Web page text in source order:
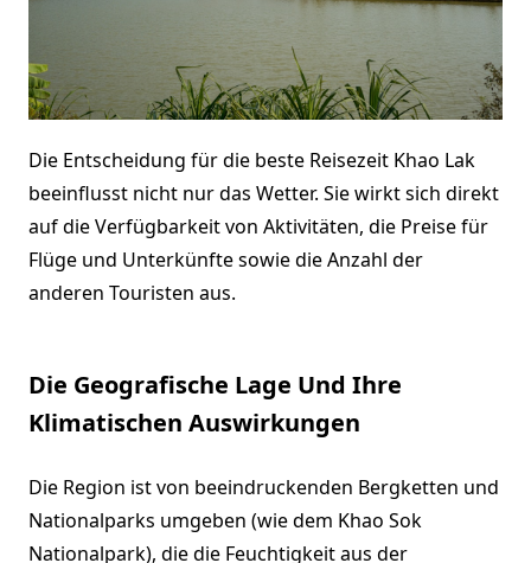
Die Entscheidung für die beste Reisezeit Khao Lak
beeinflusst nicht nur das Wetter. Sie wirkt sich direkt
auf die Verfügbarkeit von Aktivitäten, die Preise für
Flüge und Unterkünfte sowie die Anzahl der
anderen Touristen aus.
Die Geografische Lage Und Ihre
Klimatischen Auswirkungen
Die Region ist von beeindruckenden Bergketten und
Nationalparks umgeben (wie dem Khao Sok
Nationalpark), die die Feuchtigkeit aus der